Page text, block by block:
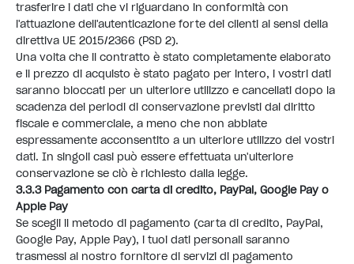
trasferire i dati che vi riguardano in conformità con
l'attuazione dell'autenticazione forte dei clienti ai sensi della
direttiva UE 2015/2366 (PSD 2).
Una volta che il contratto è stato completamente elaborato
e il prezzo di acquisto è stato pagato per intero, i vostri dati
saranno bloccati per un ulteriore utilizzo e cancellati dopo la
scadenza dei periodi di conservazione previsti dal diritto
fiscale e commerciale, a meno che non abbiate
espressamente acconsentito a un ulteriore utilizzo dei vostri
dati. In singoli casi può essere effettuata un'ulteriore
conservazione se ciò è richiesto dalla legge.
3.3.3 Pagamento con carta di credito, PayPal, Google Pay o
Apple Pay
Se scegli il metodo di pagamento (carta di credito, PayPal,
Google Pay, Apple Pay), i tuoi dati personali saranno
trasmessi al nostro fornitore di servizi di pagamento